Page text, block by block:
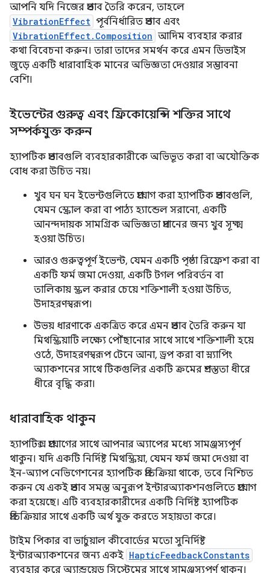
আপনি যদি নিজের প্রভাব তৈরি করেন, তাহলে
VibrationEffect পূর্বনির্ধারিত প্রভাব এবং
VibrationEffect.Composition আদিম ব্যবহার করার
কথা বিবেচনা করুন। তারা তাদের সমর্থন করে এমন ডিভাইস
জুড়ে একটি ধারাবাহিক মানের অভিজ্ঞতা দেওয়ার সম্ভাবনা
বেশি।
ইভেন্টের গুরুত্ব এবং ফ্রিকোয়েন্সি শক্তির সাথে
সম্পর্কযুক্ত করুন
হ্যাপটিক প্রভাবগুলি ব্যবহারকারীকে অভিভূত করা বা অযৌক্তিক
বোধ করা উচিত নয়।
খুব ঘন ঘন ইভেন্টগুলিতে প্রয়োগ করা হ্যাপটিক প্রভাবগুলি,
যেমন স্ক্রোল করা বা পাঠ্য হ্যান্ডেল সরানো, একটি
আনন্দদায়ক সামগ্রিক অভিজ্ঞতা প্রদানের জন্য খুব সূক্ষ্ম
হওয়া উচিত।
আরও গুরুত্বপূর্ণ ইভেন্ট, যেমন একটি পৃষ্ঠা রিফ্রেশ করা বা
একটি ফর্ম জমা দেওয়া, একটি টগল পরিবর্তন বা
তালিকায় স্ক্রল করার চেয়ে শক্তিশালী হওয়া উচিত,
উদাহরণস্বরূপ।
উভয় ধারণাকে একত্রিত করে এমন প্রভাব তৈরি করুন যা
মিথস্ক্রিয়াটি লক্ষ্যে পৌঁছানোর সাথে সাথে শক্তিশালী হয়ে
ওঠে, উদাহরণস্বরূপ টেনে আনা, ড্রপ করা বা স্ন্যাপিং
অ্যাকশনের সাথে টিকগুলির একটি ক্রমের প্রশস্ততা ধীরে
ধীরে বৃদ্ধি করা।
ধারাবাহিক থাকুন
হ্যাপটিক্স প্রয়োগের সাথে আপনার অ্যাপের মধ্যে সামঞ্জস্যপূর্ণ
থাকুন। যদি একটি নির্দিষ্ট মিথস্ক্রিয়া, যেমন ফর্ম জমা দেওয়া বা
ইন-অ্যাপ নেভিগেশনের হ্যাপটিক প্রতিক্রিয়া থাকে, তবে নিশ্চিত
করুন যে একই প্রভাব সমস্ত অনুরূপ ইন্টারঅ্যাকশনগুলিতে প্রয়োগ
করা হয়েছে। এটি ব্যবহারকারীদের একটি নির্দিষ্ট হ্যাপটিক
প্রতিক্রিয়ার সাথে একটি অর্থ যুক্ত করতে সহায়তা করে।
টাইম পিকার বা ভার্চুয়াল কীবোর্ডের মতো সুনির্দিষ্ট
ইন্টারঅ্যাকশনের জন্য একই HapticFeedbackConstants
ব্যবহার করে অ্যান্ড্রয়েড সিস্টেমের সাথে সামঞ্জস্যপূর্ণ থাকুন।